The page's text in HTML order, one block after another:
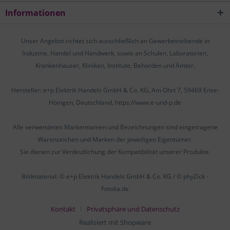
Informationen
Unser Angebot richtet sich ausschließlich an Gewerbetreibende in
Industrie, Handel und Handwerk, sowie an Schulen, Laboratorien,
Krankenhäuser, Kliniken, Institute, Behörden und Ämter.
Hersteller: e+p Elektrik Handels GmbH & Co. KG, Am Ohrt 7, 59469 Ense-
Höingen, Deutschland, https://www.e-und-p.de
Alle verwendeten Markennamen und Bezeichnungen sind eingetragene
Warenzeichen und Marken der jeweiligen Eigentümer.
Sie dienen zur Verdeutlichung der Kompatibilität unserer Produkte.
Bildmaterial: © e+p Elektrik Handels GmbH & Co. KG / © phyZick -
Fotolia.de
Kontakt
Privatsphäre und Datenschutz
Realisiert mit Shopware